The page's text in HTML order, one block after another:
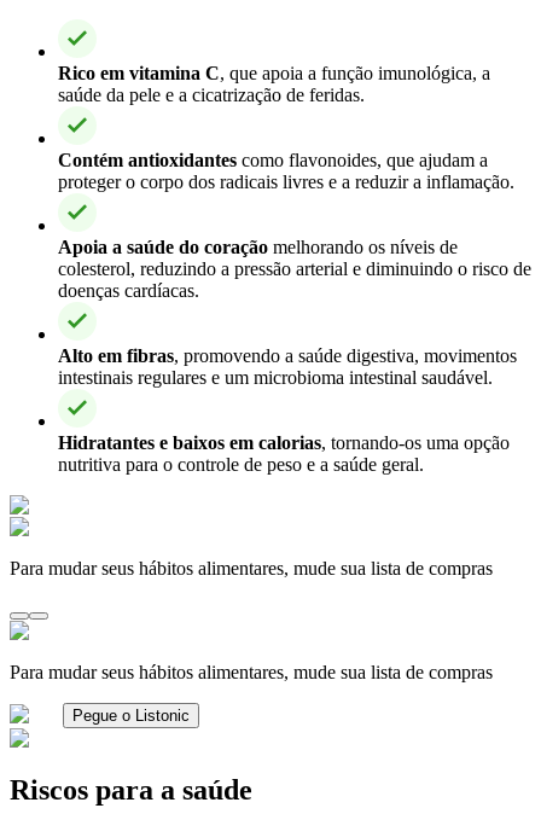
Rico em vitamina C, que apoia a função imunológica, a
saúde da pele e a cicatrização de feridas.
Contém antioxidantes como flavonoides, que ajudam a
proteger o corpo dos radicais livres e a reduzir a inflamação.
Apoia a saúde do coração melhorando os níveis de
colesterol, reduzindo a pressão arterial e diminuindo o risco de
doenças cardíacas.
Alto em fibras, promovendo a saúde digestiva, movimentos
intestinais regulares e um microbioma intestinal saudável.
Hidratantes e baixos em calorias, tornando-os uma opção
nutritiva para o controle de peso e a saúde geral.
Para mudar seus hábitos alimentares, mude sua lista de compras
Para mudar seus hábitos alimentares, mude sua lista de compras
Pegue o Listonic
Riscos para a saúde